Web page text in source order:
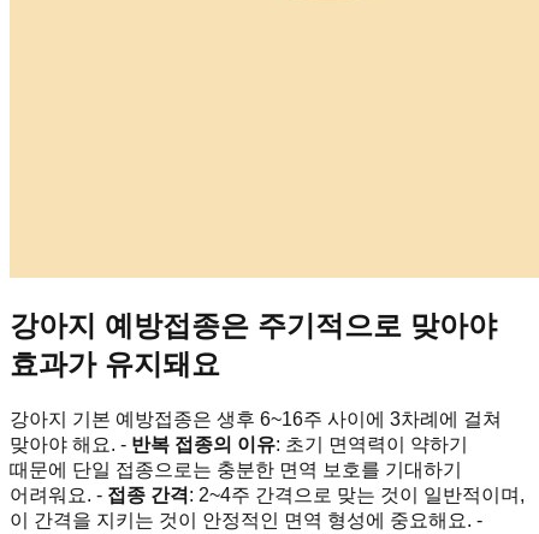
강아지 예방접종은 주기적으로 맞아야
효과가 유지돼요
강아지 기본 예방접종은 생후 6~16주 사이에 3차례에 걸쳐
맞아야 해요. - 반복 접종의 이유: 초기 면역력이 약하기
때문에 단일 접종으로는 충분한 면역 보호를 기대하기
어려워요. - 접종 간격: 2~4주 간격으로 맞는 것이 일반적이며,
이 간격을 지키는 것이 안정적인 면역 형성에 중요해요. -